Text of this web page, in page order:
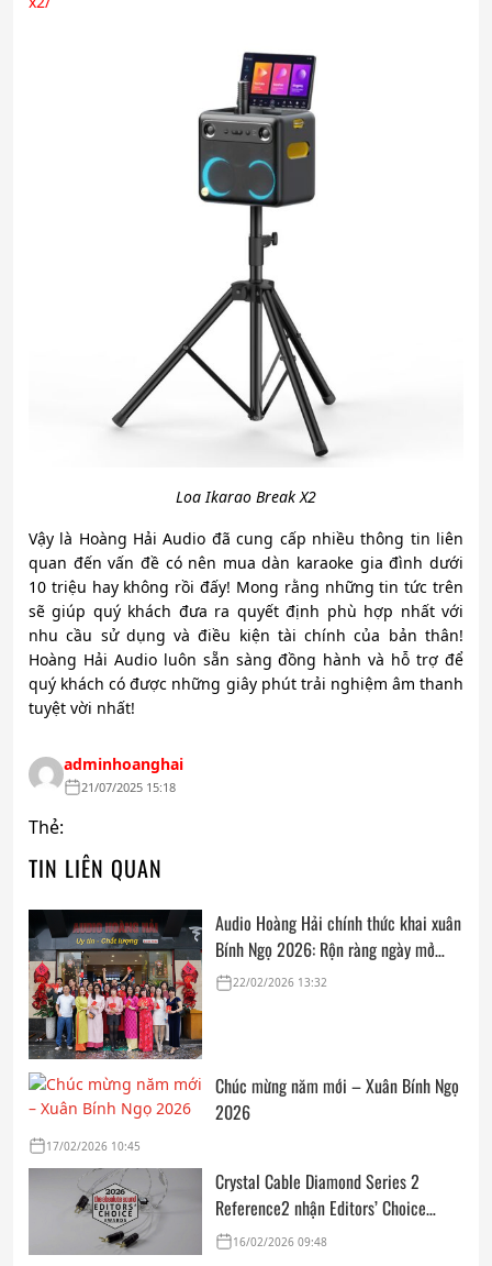
Loa Ikarao Break X2
Vậy là Hoàng Hải Audio đã cung cấp nhiều thông tin liên
quan đến vấn đề có nên mua dàn karaoke gia đình dưới
10 triệu hay không rồi đấy! Mong rằng những tin tức trên
sẽ giúp quý khách đưa ra quyết định phù hợp nhất với
nhu cầu sử dụng và điều kiện tài chính của bản thân!
Hoàng Hải Audio luôn sẵn sàng đồng hành và hỗ trợ để
quý khách có được những giây phút trải nghiệm âm thanh
tuyệt vời nhất!
adminhoanghai
21/07/2025 15:18
Thẻ:
TIN LIÊN QUAN
Audio Hoàng Hải chính thức khai xuân
Bính Ngọ 2026: Rộn ràng ngày mở
cửa, trọn vẹn lời chúc đầu năm
22/02/2026 13:32
Chúc mừng năm mới – Xuân Bính Ngọ
2026
17/02/2026 10:45
Crystal Cable Diamond Series 2
Reference2 nhận Editors’ Choice
Award: Dedicated Audio 2026 từ The
16/02/2026 09:48